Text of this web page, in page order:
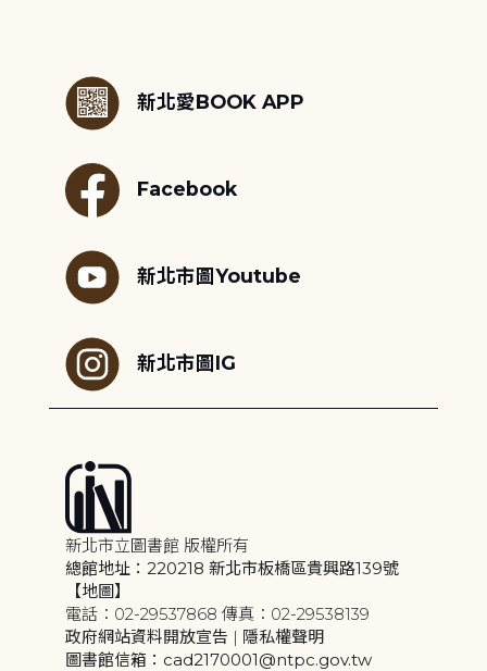
新北愛BOOK APP
Facebook
新北市圖Youtube
新北市圖IG
新北市立圖書館 版權所有
總館地址：220218 新北市板橋區貴興路139號
【地圖】
電話：02-29537868 傳真：02-29538139
政府網站資料開放宣告 | 隱私權聲明
圖書館信箱：cad2170001@ntpc.gov.tw